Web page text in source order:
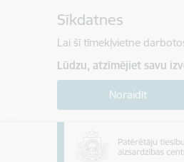
Sīkdatnes
Lai šī tīmekļvietne
Lūdzu, atzīmējiet savu
Noraidīt